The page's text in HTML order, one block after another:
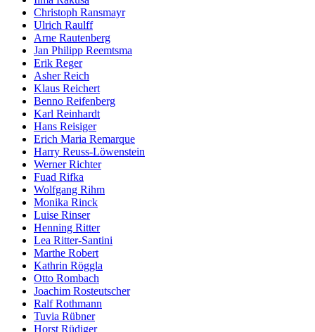
Christoph Ransmayr
Ulrich Raulff
Arne Rautenberg
Jan Philipp Reemtsma
Erik Reger
Asher Reich
Klaus Reichert
Benno Reifenberg
Karl Reinhardt
Hans Reisiger
Erich Maria Remarque
Harry Reuss-Löwenstein
Werner Richter
Fuad Rifka
Wolfgang Rihm
Monika Rinck
Luise Rinser
Henning Ritter
Lea Ritter-Santini
Marthe Robert
Kathrin Röggla
Otto Rombach
Joachim Rosteutscher
Ralf Rothmann
Tuvia Rübner
Horst Rüdiger